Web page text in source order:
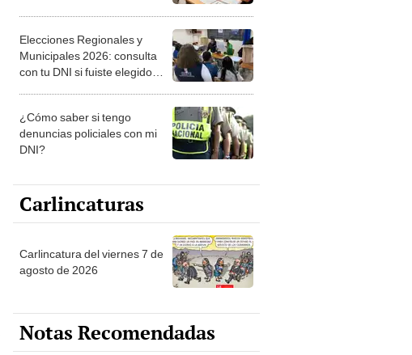
Elecciones Regionales y
Municipales 2026: consulta
con tu DNI si fuiste elegido
la ONPE
¿Cómo saber si tengo
denuncias policiales con mi
DNI?
Carlincaturas
Carlincatura del viernes 7 de
agosto de 2026
Notas Recomendadas